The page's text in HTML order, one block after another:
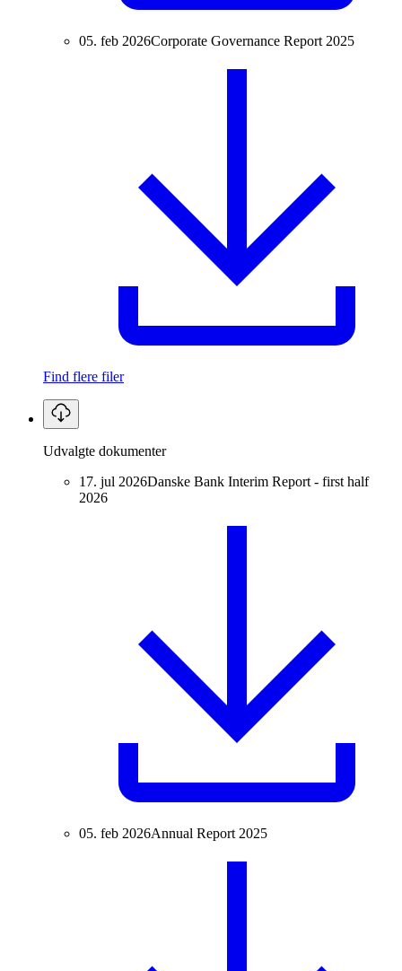
05. feb 2026Corporate Governance Report 2025
Find flere filer
Udvalgte dokumenter
17. jul 2026Danske Bank Interim Report - first half
2026
05. feb 2026Annual Report 2025